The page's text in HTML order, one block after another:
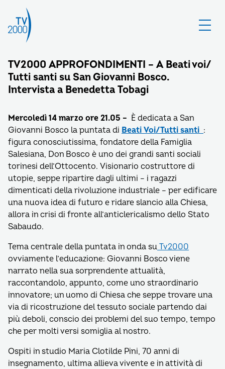
TV2000 APPROFONDIMENTI – A Beati voi/
Tutti santi su San Giovanni Bosco.
Intervista a Benedetta Tobagi
Mercoledì 14 marzo ore 21.05 – È dedicata a San
Giovanni Bosco la puntata di Beati Voi/Tutti santi :
figura conosciutissima, fondatore della Famiglia
Salesiana, Don Bosco è uno dei grandi santi sociali
torinesi dell’Ottocento. Visionario costruttore di
utopie, seppe ripartire dagli ultimi – i ragazzi
dimenticati della rivoluzione industriale – per edificare
una nuova idea di futuro e ridare slancio alla Chiesa,
allora in crisi di fronte all’anticlericalismo dello Stato
Sabaudo.
Tema centrale della puntata in onda su Tv2000
ovviamente l’educazione: Giovanni Bosco viene
narrato nella sua sorprendente attualità,
raccontandolo, appunto, come uno straordinario
innovatore; un uomo di Chiesa che seppe trovare una
via di ricostruzione del tessuto sociale partendo dai
più deboli, conscio dei problemi del suo tempo, tempo
che per molti versi somiglia al nostro.
Ospiti in studio Maria Clotilde Pini, 70 anni di
insegnamento, ultima allieva vivente e in attività di